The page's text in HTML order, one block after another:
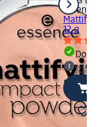
essence
12 g